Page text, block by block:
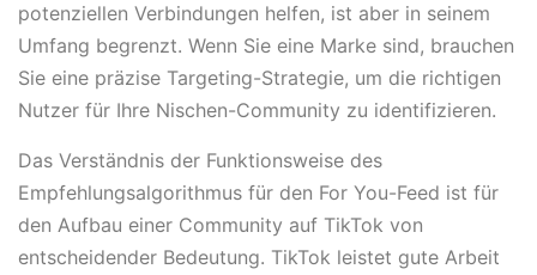
potenziellen Verbindungen helfen, ist aber in seinem
Umfang begrenzt. Wenn Sie eine Marke sind, brauchen
Sie eine präzise Targeting-Strategie, um die richtigen
Nutzer für Ihre Nischen-Community zu identifizieren.
Das Verständnis der Funktionsweise des
Empfehlungsalgorithmus für den For You-Feed ist für
den Aufbau einer Community auf TikTok von
entscheidender Bedeutung. TikTok leistet gute Arbeit